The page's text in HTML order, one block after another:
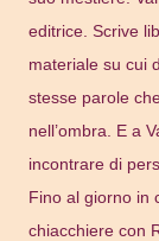
editrice. Scrive
materiale su cui
stesse parole
nell’ombra. E a
incontrare di
Fino al giorno in
chiacchiere con